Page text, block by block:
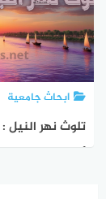
ابحاث جامعية
تلوث نهر النيل